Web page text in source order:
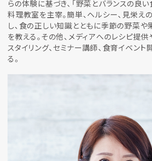
らの体験に基づき、「野菜とバランスの良
料理教室を主宰。簡単、ヘルシー、見栄え
し、食の正しい知識とともに季節の野菜や
を教える。その他、メディアへのレシピ提
スタイリング、セミナー講師、食育イベン
る。